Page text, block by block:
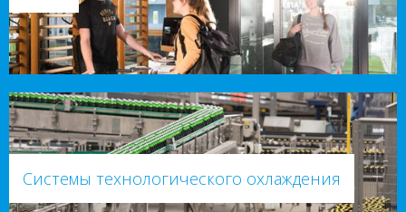
Системы технологического охлаждения